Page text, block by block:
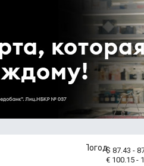
$ 87.43 -
€ 100.15 -